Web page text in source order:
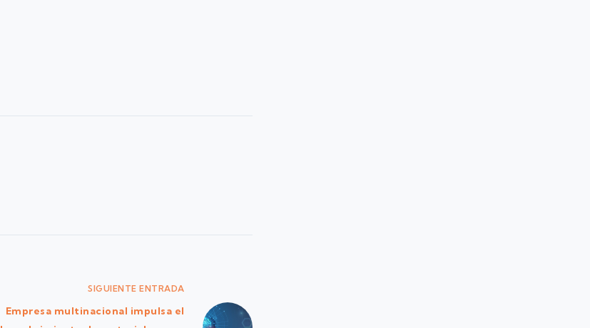
SIGUIENTEENTRADA
Empresa multinacional impulsa el